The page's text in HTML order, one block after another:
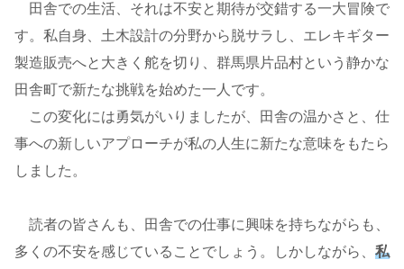
田舎での生活、それは不安と期待が交錯する一大冒険で
す。私自身、土木設計の分野から脱サラし、エレキギター
製造販売へと大きく舵を切り、群馬県片品村という静かな
田舎町で新たな挑戦を始めた一人です。
この変化には勇気がいりましたが、田舎の温かさと、仕
事への新しいアプローチが私の人生に新たな意味をもたら
しました。
読者の皆さんも、田舎での仕事に興味を持ちながらも、
多くの不安を感じていることでしょう。しかしながら、 私